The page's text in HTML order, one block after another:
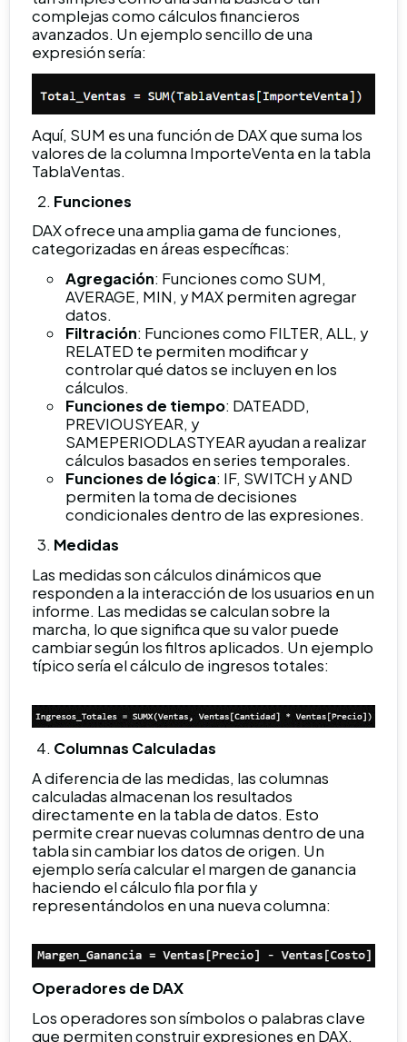
complejas como cálculos financieros
avanzados. Un ejemplo sencillo de una
expresión sería:
Aquí, SUM es una función de DAX que suma los
valores de la columna ImporteVenta en la tabla
TablaVentas.
Funciones
DAX ofrece una amplia gama de funciones,
categorizadas en áreas específicas:
Agregación: Funciones como SUM,
AVERAGE, MIN, y MAX permiten agregar
datos.
Filtración: Funciones como FILTER, ALL, y
RELATED te permiten modificar y
controlar qué datos se incluyen en los
cálculos.
Funciones de tiempo: DATEADD,
PREVIOUSYEAR, y
SAMEPERIODLASTYEAR ayudan a realizar
cálculos basados en series temporales.
Funciones de lógica: IF, SWITCH y AND
permiten la toma de decisiones
condicionales dentro de las expresiones.
Medidas
Las medidas son cálculos dinámicos que
responden a la interacción de los usuarios en un
informe. Las medidas se calculan sobre la
marcha, lo que significa que su valor puede
cambiar según los filtros aplicados. Un ejemplo
típico sería el cálculo de ingresos totales:
Columnas Calculadas
A diferencia de las medidas, las columnas
calculadas almacenan los resultados
directamente en la tabla de datos. Esto
permite crear nuevas columnas dentro de una
tabla sin cambiar los datos de origen. Un
ejemplo sería calcular el margen de ganancia
haciendo el cálculo fila por fila y
representándolos en una nueva columna:
Operadores de DAX
Los operadores son símbolos o palabras clave
que permiten construir expresiones en DAX.